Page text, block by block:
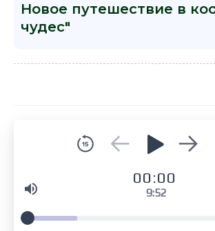
Новое путешествие в
чудес"
00:00
9:52